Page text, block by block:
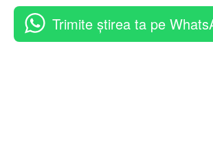
Trimite știrea ta pe